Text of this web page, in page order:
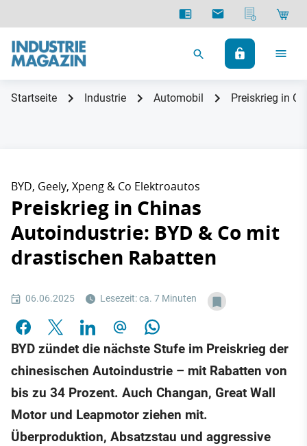
Startseite Industrie Automobil Preiskrieg in
BYD, Geely, Xpeng & Co Elektroautos
Preiskrieg in Chinas
Autoindustrie: BYD & Co mit
drastischen Rabatten
06.06.2025 Lesezeit: ca. 7 Minuten
BYD zündet die nächste Stufe im Preiskrieg der
chinesischen Autoindustrie – mit Rabatten von
bis zu 34 Prozent. Auch Changan, Great Wall
Motor und Leapmotor ziehen mit.
Überproduktion, Absatzstau und aggressive